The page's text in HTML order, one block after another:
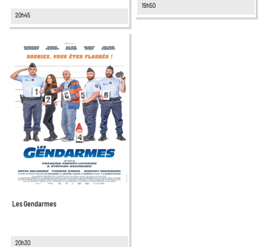
20h45
19h50
Les Gendarmes
20h30